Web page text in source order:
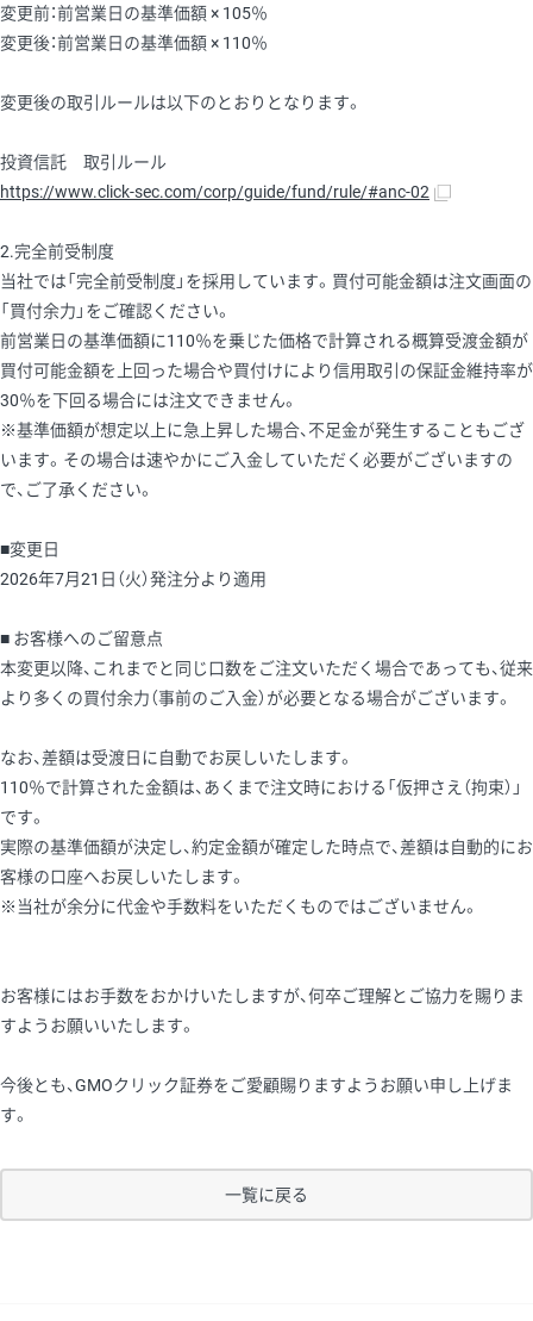
変更前：前営業日の基準価額 × 105％
変更後：前営業日の基準価額 × 110％
変更後の取引ルールは以下のとおりとなります。
投資信託 取引ルール
https://www.click-sec.com/corp/guide/fund/rule/#anc-02
2.完全前受制度
当社では「完全前受制度」を採用しています。買付可能金額は注文画面の
「買付余力」をご確認ください。
前営業日の基準価額に110％を乗じた価格で計算される概算受渡金額が
買付可能金額を上回った場合や買付けにより信用取引の保証金維持率が
30％を下回る場合には注文できません。
※基準価額が想定以上に急上昇した場合、不足金が発生することもござ
います。その場合は速やかにご入金していただく必要がございますの
で、ご了承ください。
■変更日
2026年7月21日（火）発注分より適用
■ お客様へのご留意点
本変更以降、これまでと同じ口数をご注文いただく場合であっても、従来
より多くの買付余力（事前のご入金）が必要となる場合がございます。
なお、差額は受渡日に自動でお戻しいたします。
110％で計算された金額は、あくまで注文時における「仮押さえ（拘束）」
です。
実際の基準価額が決定し、約定金額が確定した時点で、差額は自動的にお
客様の口座へお戻しいたします。
※当社が余分に代金や手数料をいただくものではございません。
お客様にはお手数をおかけいたしますが、何卒ご理解とご協力を賜りま
すようお願いいたします。
今後とも、GMOクリック証券をご愛顧賜りますようお願い申し上げま
す。
一覧に戻る